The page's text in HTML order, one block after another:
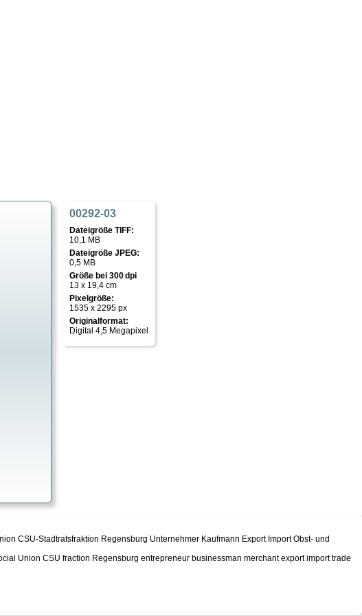
00292-03
Dateigröße TIFF:
10,1 MB
Dateigröße JPEG:
0,5 MB
Größe bei 300 dpi
13 x 19,4 cm
Pixelgröße:
1535 x 2295 px
Originalformat:
Digital 4,5 Megapixel
CSU-Stadtratsfraktion Regensburg Unternehmer Kaufmann Export Import Obst- und
Union CSU fraction Regensburg entrepreneur businessman merchant export import trade